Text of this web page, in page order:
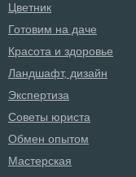
Цветник
Готовим на даче
Красота и здоровье
Ландшафт, дизайн
Экспертиза
Советы юриста
Обмен опытом
Мастерская